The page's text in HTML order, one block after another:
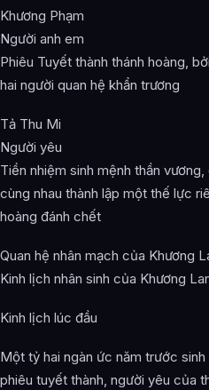
Khương Phạm
Người anh em
Phiêu Tuyết thành thánh hoàng,
hai người quan hệ khẩn trương
Tả Thu Mi
Người yêu
Tiền nhiệm sinh mệnh thần
cùng nhau thành lập một thế lực
hoàng đánh chết
Quan hệ nhân mạch của Khương
Kinh lịch nhân sinh của Khương
Kinh lịch lúc đầu
Một tỷ hai ngàn ức năm trước
phiêu tuyết thành, người yêu của